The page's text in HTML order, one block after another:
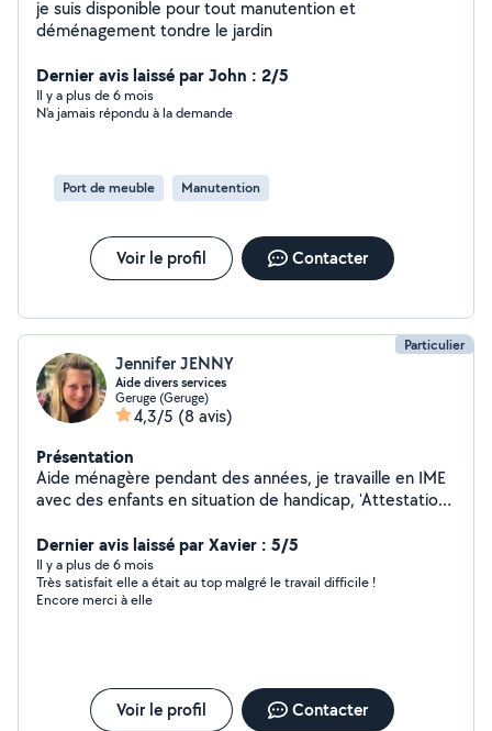
je suis disponible pour tout manutention et
déménagement tondre le jardin
Dernier avis laissé par John : 2/5
Il y a plus de 6 mois
N'a jamais répondu à la demande
Port de meuble Manutention
Voir le profil Contacter
Particulier
Jennifer JENNY
Aide divers services
Geruge (Geruge)
4,3/5 (8 avis)
Présentation
Aide ménagère pendant des années, je travaille en IME
avec des enfants en situation de handicap, 'Attestation
d'espèces domestiques en poche, je suis disposée à
rendre mes services dans l'entretien de domicile ou
ménage complet lors de
déménagement/emménagement, nettoyage de
Dernier avis laissé par Xavier : 5/5
Il y a plus de 6 mois
Très satisfait elle a était au top malgré le travail difficile !
Encore merci à elle
Voir le profil Contacter